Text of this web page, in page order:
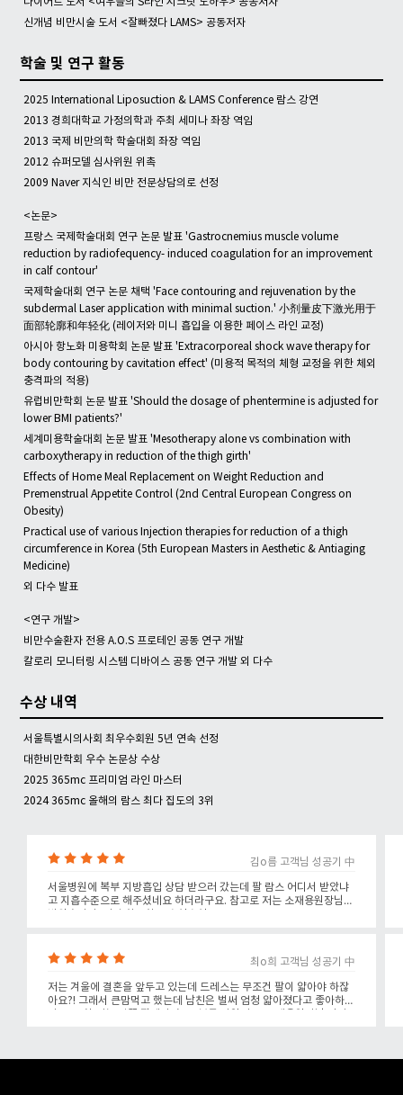
다이어트 도서 <여우들의 S라인 시크릿 노하우> 공동저자
신개념 비만시술 도서 <잘빠졌다 LAMS> 공동저자
학술 및 연구 활동
2025 International Liposuction & LAMS Conference 람스 강연
2013 경희대학교 가정의학과 주최 세미나 좌장 역임
2013 국제 비만의학 학술대회 좌장 역임
2012 슈퍼모델 심사위원 위촉
2009 Naver 지식인 비만 전문상담의로 선정
<논문>
프랑스 국제학술대회 연구 논문 발표 'Gastrocnemius muscle volume
reduction by radiofequency- induced coagulation for an improvement
in calf contour'
국제학술대회 연구 논문 채택 'Face contouring and rejuvenation by the
subdermal Laser application with minimal suction.' 小剂量皮下激光用于
面部轮廓和年轻化 (레이저와 미니 흡입을 이용한 페이스 라인 교정)
아시아 항노화 미용학회 논문 발표 'Extracorporeal shock wave therapy for
body contouring by cavitation effect' (미용적 목적의 체형 교정을 위한 체외
충격파의 적용)
유럽비만학회 논문 발표 'Should the dosage of phentermine is adjusted for
lower BMI patients?'
세계미용학술대회 논문 발표 'Mesotherapy alone vs combination with
carboxytherapy in reduction of the thigh girth'
Effects of Home Meal Replacement on Weight Reduction and
Premenstrual Appetite Control (2nd Central European Congress on
Obesity)
Practical use of various Injection therapies for reduction of a thigh
circumference in Korea (5th European Masters in Aesthetic & Antiaging
Medicine)
외 다수 발표
<연구 개발>
비만수술환자 전용 A.O.S 프로테인 공동 연구 개발
칼로리 모니터링 시스템 디바이스 공동 연구 개발 외 다수
수상 내역
서울특별시의사회 최우수회원 5년 연속 선정
대한비만학회 우수 논문상 수상
2025 365mc 프리미엄 라인 마스터
2024 365mc 올해의 람스 최다 집도의 3위
김o름 고객님 성공기 中
서울병원에 복부 지방흡입 상담 받으러 갔는데 팔 람스 어디서 받았냐
고 지흡수준으로 해주셨네요 하더라구요. 참고로 저는 소재용원장님께
최o희 고객님 성공기 中
저는 겨울에 결혼을 앞두고 있는데 드레스는 무조건 팔이 얇아야 하잖
아요?! 그래서 큰맘먹고 했는데 남친은 벌써 엄청 얇아졌다고 좋아하더